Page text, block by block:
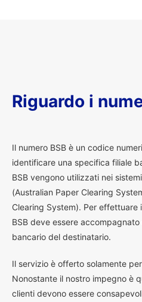
Riguardo i
Il numero BSB è un codice
identificare una specifica filiale
BSB vengono utilizzati nei
(Australian Paper Clearing
Clearing System). Per effettuare
BSB deve essere
bancario del destinatario.
Il servizio è offerto solamente
Nonostante il nostro impegno è
clienti devono essere